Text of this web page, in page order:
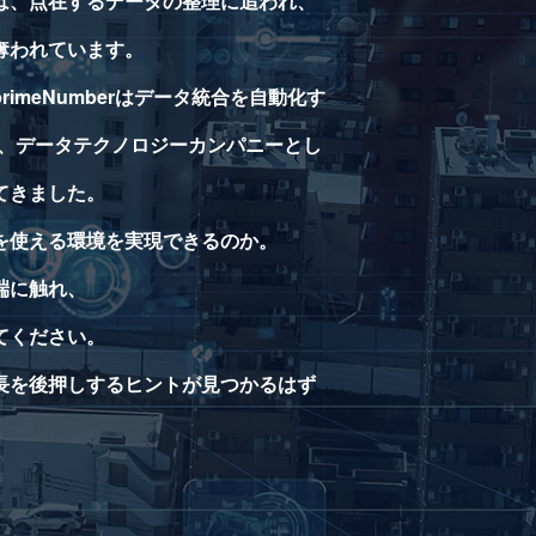
れています。
はデータ統合を自動化す
ータテクノロジーカンパニーとし
ました。
える環境を実現できるのか。
触れ、
ださい。
後押しするヒントが見つかるはず